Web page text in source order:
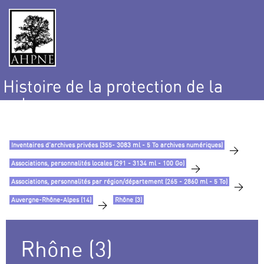
Histoire de la protection de la
nature
Inventaires d’archives privées (355- 3083 ml - 5 To archives numériques) >
Associations, personnalités locales (291 - 3134 ml - 100 Go) >
Associations, personnalités par région/département (265 - 2860 ml - 5 To) >
Auvergne-Rhône-Alpes (14) > Rhône (3)
Rhône (3)